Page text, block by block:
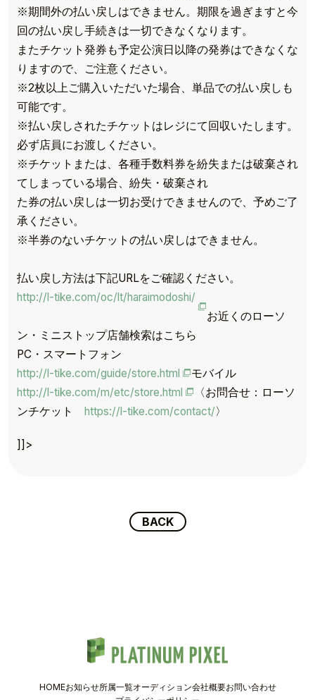
TOP
TOPICS
SCHEDULE
COMPANY
※期間外の払い戻しはできません。期限を過ぎますと今
回の払い戻し手続きは一切できなくなります。
またチケット発券も予定公演日以降の発券はできなくな
りますので、ご注意ください。
※2枚以上ご購入いただいた場合、単品での払い戻しも
可能です。
※払い戻しされたチケットはレジにて回収いたします。
必ず店員にお渡しください。
※チケットまたは、各種手数料券を紛失または破棄され
てしまっている場合、紛失・破棄され
た券の払い戻しは一切お受けできませんので、予めご了
承ください。
※半券のないチケットの払い戻しはできません。
払い戻し方法は下記URLをご確認ください。
http://l-tike.com/oc/lt/haraimodoshi/
お近くのローソ
ン・ミニストップ店舗検索はこちら
PC・スマートフォン
http://l-tike.com/guide/store.html
モバイル
http://l-tike.com/m/etc/store.html
〈お問合せ：ローソ
ンチケット https://l-tike.com/contact/〉
]]>
BACK
HOMEお知らせ所属一覧オーディション会社概要お問い合わせ